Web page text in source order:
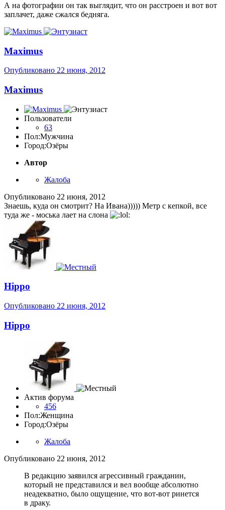
А на фотографии он так выглядит, что он расстроен и вот вот
заплачет, даже сжался бедняга.
Maximus
Опубликовано 22 июня, 2012
Maximus
Пользователи
63
Пол:Мужчина
Город:Озёры
Автор
Жалоба
Опубликовано 22 июня, 2012
Знаешь, куда он смотрит? На Ивана))))) Метр с кепкой, все
туда же - моська лает на слона
Hippo
Опубликовано 22 июня, 2012
Hippo
Актив форума
456
Пол:Женщина
Город:Озёры
Жалоба
Опубликовано 22 июня, 2012
В редакцию заявился агрессивный гражданин,
который не представился и вел вообще абсолютно
неадекватно, было ощущение, что вот-вот ринется
в драку.